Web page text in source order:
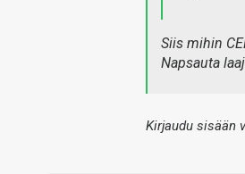
Siis mihin
Napsauta
Kirjaudu sisään